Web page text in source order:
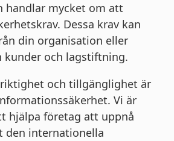
handlar mycket om att
Dessa krav kan
din organisation eller
kunder och lagstiftning.
och tillgänglighet är
Vi är
hjälpa företag att uppnå
den internationella